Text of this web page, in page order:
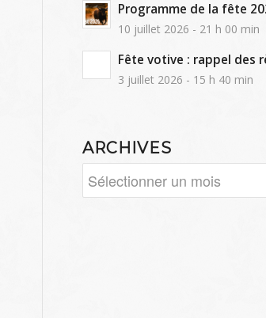
Programme de la fête
10 juillet 2026 - 21 h 00 min
Fête votive : rappel des
3 juillet 2026 - 15 h 40 min
ARCHIVES